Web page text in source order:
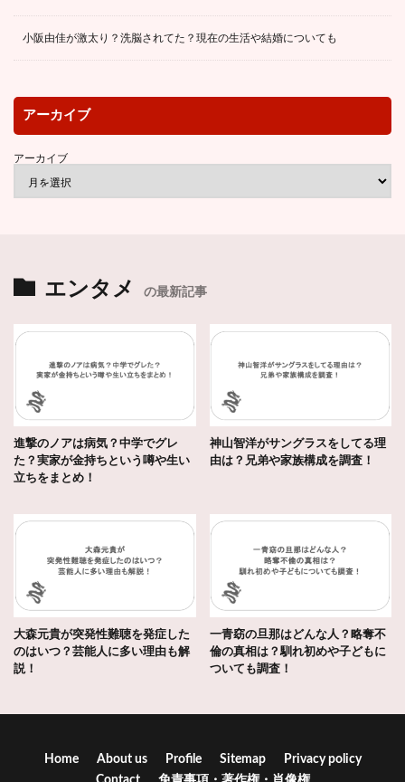
小阪由佳が激太り？洗脳されてた？現在の生活や結婚についても
アーカイブ
アーカイブ
エンタメ の最新記事
進撃のノアは病気？中学でグレ
た？実家が金持ちという噂や生い
立ちをまとめ！
神山智洋がサングラスをしてる理
由は？兄弟や家族構成を調査！
大森元貴が突発性難聴を発症した
のはいつ？芸能人に多い理由も解
説！
一青窈の旦那はどんな人？略奪不
倫の真相は？馴れ初めや子どもに
ついても調査！
Home About us Profile Sitemap
Privacy policy